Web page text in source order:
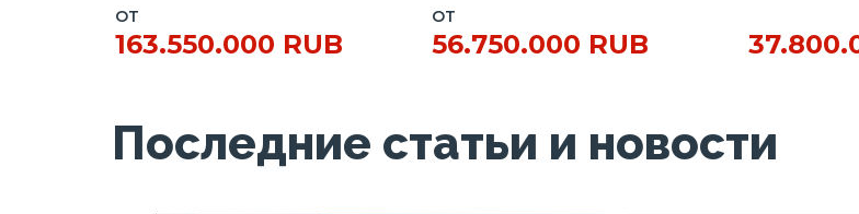
ОТ
163.550.000 RUB
ОТ
56.750.000 RUB
Последние статьи и новости